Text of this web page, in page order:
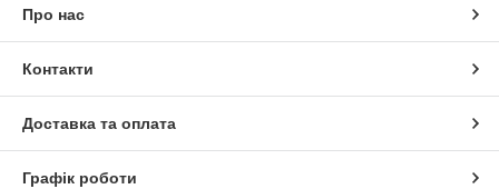
Про нас
Контакти
Доставка та оплата
Графік роботи